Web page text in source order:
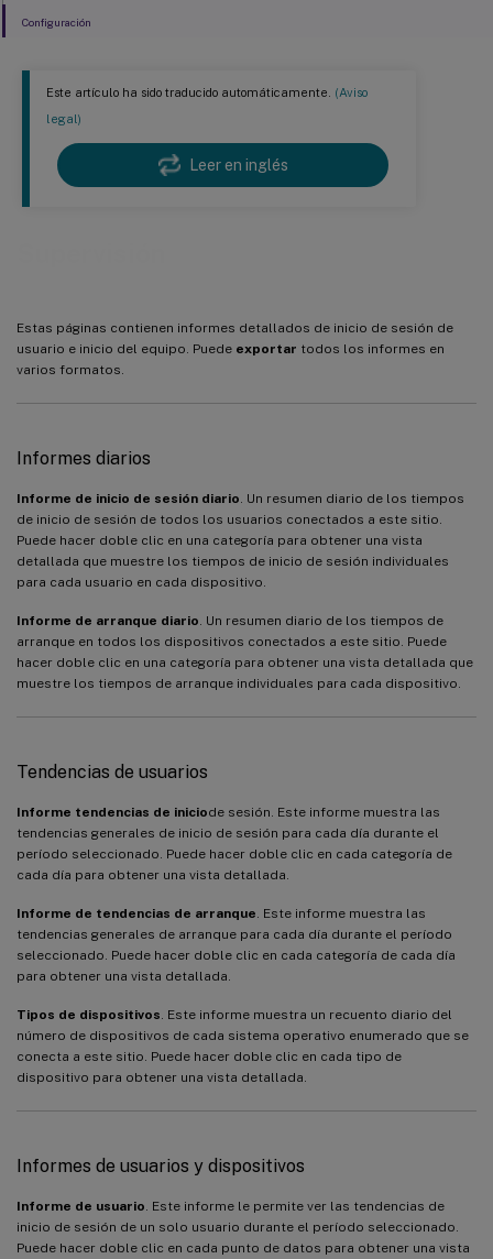
Este artículo ha sido traducido automáticamente. (Aviso
legal)
Leer en inglés
Estas páginas contienen informes detallados de inicio de sesión de
usuario e inicio del equipo. Puede exportar todos los informes en
varios formatos.
Informes diarios
Informe de inicio de sesión diario . Un resumen diario de los tiempos
de inicio de sesión de todos los usuarios conectados a este sitio.
Puede hacer doble clic en una categoría para obtener una vista
detallada que muestre los tiempos de inicio de sesión individuales
para cada usuario en cada dispositivo.
Informe de arranque diario . Un resumen diario de los tiempos de
arranque en todos los dispositivos conectados a este sitio. Puede
hacer doble clic en una categoría para obtener una vista detallada que
muestre los tiempos de arranque individuales para cada dispositivo.
Tendencias de usuarios
Informe tendencias de iniciode sesión. Este informe muestra las
tendencias generales de inicio de sesión para cada día durante el
período seleccionado. Puede hacer doble clic en cada categoría de
cada día para obtener una vista detallada.
Informe de tendencias de arranque . Este informe muestra las
tendencias generales de arranque para cada día durante el período
seleccionado. Puede hacer doble clic en cada categoría de cada día
para obtener una vista detallada.
Tipos de dispositivos . Este informe muestra un recuento diario del
número de dispositivos de cada sistema operativo enumerado que se
conecta a este sitio. Puede hacer doble clic en cada tipo de
dispositivo para obtener una vista detallada.
Informes de usuarios y dispositivos
Informe de usuario . Este informe le permite ver las tendencias de
inicio de sesión de un solo usuario durante el período seleccionado.
Puede hacer doble clic en cada punto de datos para obtener una vista
Configuración